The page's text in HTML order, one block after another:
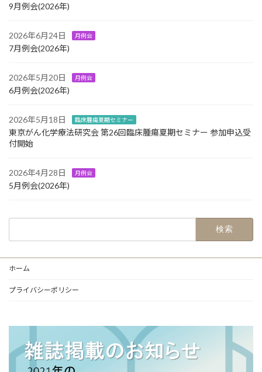
9月例会(2026年)
2026年6月24日 月例会
7月例会(2026年)
2026年5月20日 月例会
6月例会(2026年)
2026年5月18日 臨床腫瘍夏期セミナー
東京がん化学療法研究会 第26回臨床腫瘍夏期セミナー 参加申込受
付開始
2026年4月28日 月例会
5月例会(2026年)
ホーム
プライバシーポリシー